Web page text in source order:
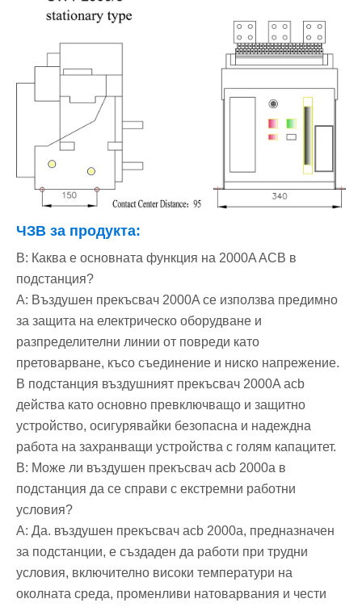
ЧЗВ за продукта:
В: Каква е основната функция на 2000A ACB в
подстанция?
A: Въздушен прекъсвач 2000A се използва предимно
за защита на електрическо оборудване и
разпределителни линии от повреди като
претоварване, късо съединение и ниско напрежение.
В подстанция въздушният прекъсвач 2000A acb
действа като основно превключващо и защитно
устройство, осигурявайки безопасна и надеждна
работа на захранващи устройства с голям капацитет.
В: Може ли въздушен прекъсвач acb 2000a в
подстанция да се справи с екстремни работни
условия?
A: Да. въздушен прекъсвач acb 2000a, предназначен
за подстанции, е създаден да работи при трудни
условия, включително високи температури на
околната среда, променливи натоварвания и чести